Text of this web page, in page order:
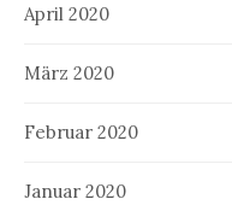
April 2020
März 2020
Februar 2020
Januar 2020